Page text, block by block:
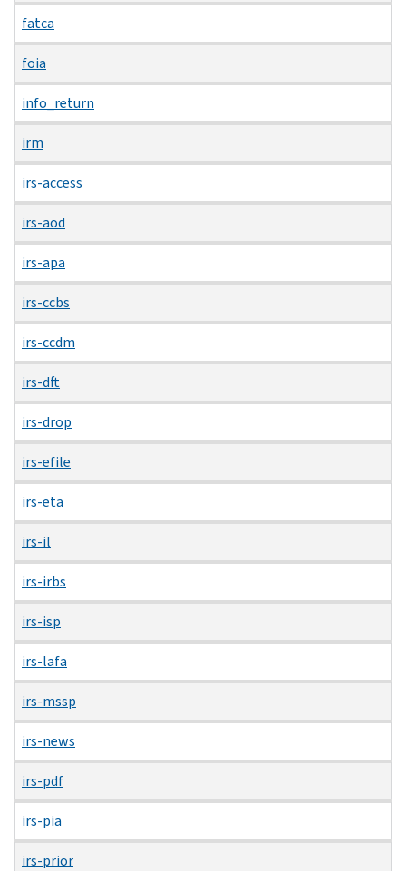
fatca
foia
info_return
irm
irs-access
irs-aod
irs-apa
irs-ccbs
irs-ccdm
irs-dft
irs-drop
irs-efile
irs-eta
irs-il
irs-irbs
irs-isp
irs-lafa
irs-mssp
irs-news
irs-pdf
irs-pia
irs-prior